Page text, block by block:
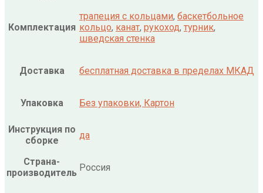
Комплектация
трапеция с кольцами, баскетбольное
кольцо, канат, рукоход, турник,
шведская стенка
Доставка бесплатная доставка в пределах МКАД
Упаковка Без упаковки, Картон
Инструкция по
сборке
да
Страна-
производитель Россия